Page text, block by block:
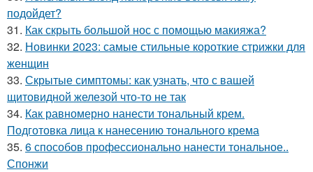
подойдет?
31. Как скрыть большой нос с помощью макияжа?
32. Новинки 2023: самые стильные короткие стрижки для
женщин
33. Скрытые симптомы: как узнать, что с вашей
щитовидной железой что-то не так
34. Как равномерно нанести тональный крем.
Подготовка лица к нанесению тонального крема
35. 6 способов профессионально нанести тональное..
Спонжи